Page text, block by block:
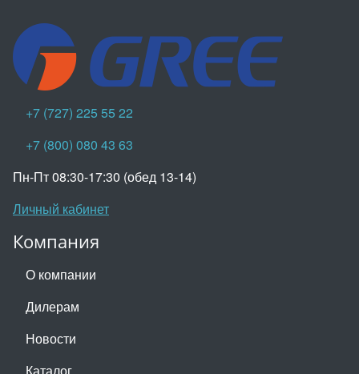
+7 (727) 225 55 22
+7 (800) 080 43 63
Пн-Пт 08:30-17:30 (обед 13-14)
Личный кабинет
Компания
О компании
Дилерам
Новости
Каталог